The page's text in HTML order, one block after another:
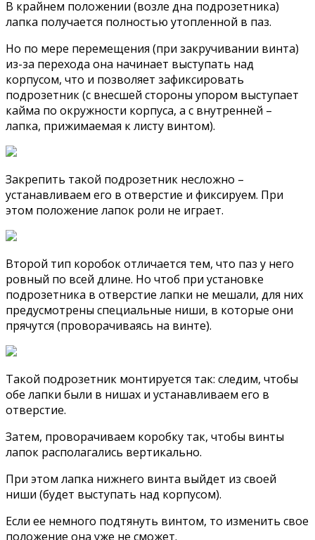
В крайнем положении (возле дна подрозетника)
лапка получается полностью утопленной в паз.
Но по мере перемещения (при закручивании винта)
из-за перехода она начинает выступать над
корпусом, что и позволяет зафиксировать
подрозетник (с внесшей стороны упором выступает
кайма по окружности корпуса, а с внутренней –
лапка, прижимаемая к листу винтом).
Закрепить такой подрозетник несложно –
устанавливаем его в отверстие и фиксируем. При
этом положение лапок роли не играет.
Второй тип коробок отличается тем, что паз у него
ровный по всей длине. Но чтоб при установке
подрозетника в отверстие лапки не мешали, для них
предусмотрены специальные ниши, в которые они
прячутся (проворачиваясь на винте).
Такой подрозетник монтируется так: следим, чтобы
обе лапки были в нишах и устанавливаем его в
отверстие.
Затем, проворачиваем коробку так, чтобы винты
лапок располагались вертикально.
При этом лапка нижнего винта выйдет из своей
ниши (будет выступать над корпусом).
Если ее немного подтянуть винтом, то изменить свое
положение она уже не сможет.